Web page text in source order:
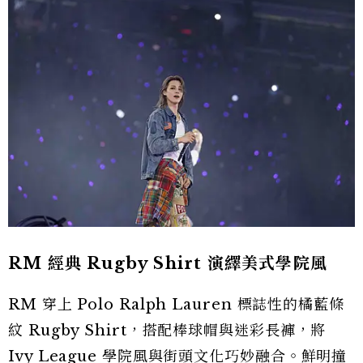
RM 經典 Rugby Shirt 演繹美式學院風
RM 穿上 Polo Ralph Lauren 標誌性的橘藍條
紋 Rugby Shirt，搭配棒球帽與迷彩長褲，將
Ivy League 學院風與街頭文化巧妙融合。鮮明撞